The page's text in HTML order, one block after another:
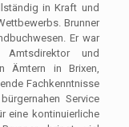
in Kraft und
Brunner
Er war
Amtsdirektor und
Ämtern in Brixen,
Fachkenntnisse
Service
eine kontinuierliche